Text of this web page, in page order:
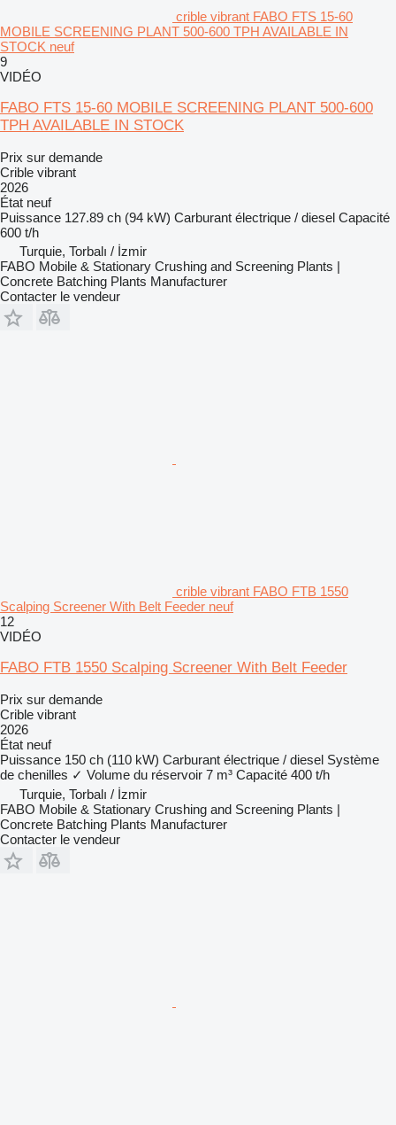
crible vibrant FABO FTS 15-60
MOBILE SCREENING PLANT 500-600 TPH AVAILABLE IN
STOCK neuf
9
VIDÉO
FABO FTS 15-60 MOBILE SCREENING PLANT 500-600
TPH AVAILABLE IN STOCK
Prix sur demande
Crible vibrant
2026
État neuf
Puissance 127.89 ch (94 kW) Carburant électrique / diesel Capacité
600 t/h
Turquie, Torbalı / İzmir
FABO Mobile & Stationary Crushing and Screening Plants |
Concrete Batching Plants Manufacturer
Contacter le vendeur
crible vibrant FABO FTB 1550
Scalping Screener With Belt Feeder neuf
12
VIDÉO
FABO FTB 1550 Scalping Screener With Belt Feeder
Prix sur demande
Crible vibrant
2026
État neuf
Puissance 150 ch (110 kW) Carburant électrique / diesel Système
de chenilles ✓ Volume du réservoir 7 m³ Capacité 400 t/h
Turquie, Torbalı / İzmir
FABO Mobile & Stationary Crushing and Screening Plants |
Concrete Batching Plants Manufacturer
Contacter le vendeur